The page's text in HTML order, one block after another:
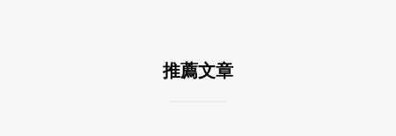
推薦文章